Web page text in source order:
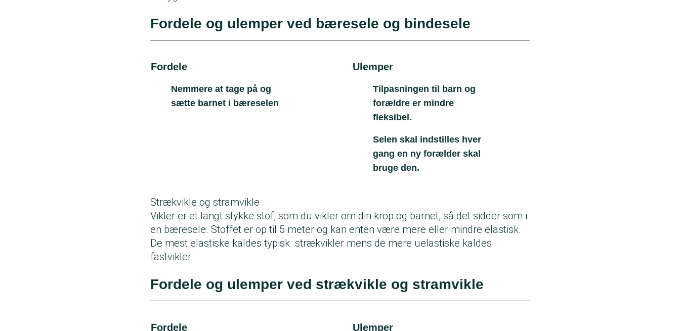
Fordele og ulemper ved bæresele og bindesele
Fordele Ulemper
Nemmere at tage på og
sætte barnet i bæreselen
Tilpasningen til barn og
forældre er mindre
fleksibel.
Selen skal indstilles hver
gang en ny forælder skal
bruge den.
Strækvikle og stramvikle
Vikler er et langt stykke stof, som du vikler om din krop og barnet, så det sidder som i
en bæresele. Stoffet er op til 5 meter og kan enten være mere eller mindre elastisk.
De mest elastiske kaldes typisk strækvikler mens de mere uelastiske kaldes
fastvikler.
Fordele og ulemper ved strækvikle og stramvikle
Fordele Ulemper